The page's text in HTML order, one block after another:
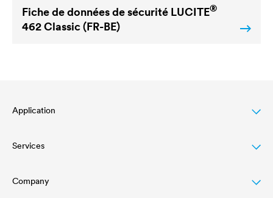
Fiche de données de sécurité LUCITE®
462 Classic (FR-BE)
Application
Wood varnish
Agriculture
Services
Téléchargements
Company